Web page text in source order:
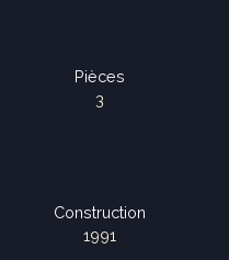
Pièces
3
Construction
1991